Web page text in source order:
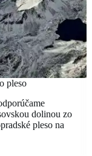
pleso
dolinou zo
pleso na